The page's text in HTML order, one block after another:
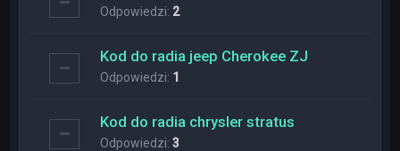
Odpowiedzi: 2
Kod do radia jeep Cherokee ZJ
Odpowiedzi: 1
Kod do radia chrysler stratus
Odpowiedzi:3